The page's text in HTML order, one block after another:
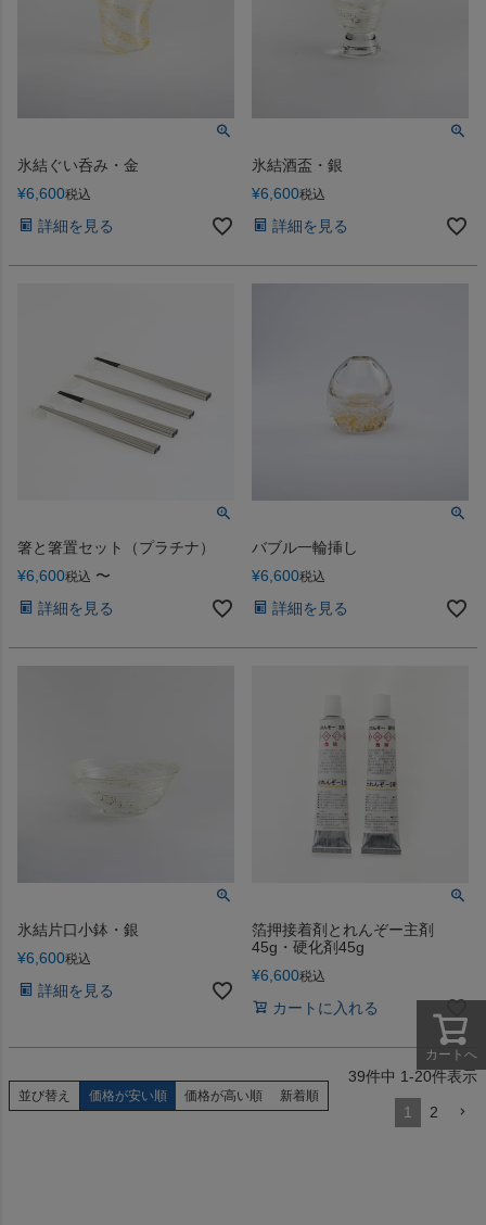
氷結ぐい呑み・金
¥6,600税込
詳細を見る
氷結酒盃・銀
¥6,600税込
詳細を見る
箸と箸置セット（プラチナ）
¥6,600税込 〜
詳細を見る
バブル一輪挿し
¥6,600税込
詳細を見る
氷結片口小鉢・銀
¥6,600税込
詳細を見る
箔押接着剤とれんぞー主剤
45g・硬化剤45g
¥6,600税込
カートに入れる
並び替え 価格が安い順 価格が高い順 新着順
39件中 1-20件表示
1 2
カートへ